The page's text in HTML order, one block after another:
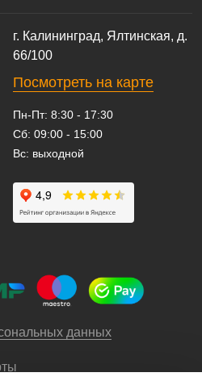
г. Калининград, Ялтинская, д.
66/100
Посмотреть на карте
Пн-Пт: 8:30 - 17:30
Сб: 09:00 - 15:00
Вс: выходной
данных